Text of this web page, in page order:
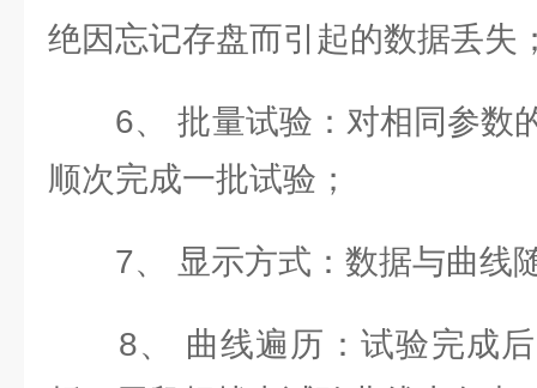
绝因忘记存盘而引起的数据丢失
6、 批量试验：对相同参数
顺次完成一批试验；
7、 显示方式：数据与曲线
8、 曲线遍历：试验完成后